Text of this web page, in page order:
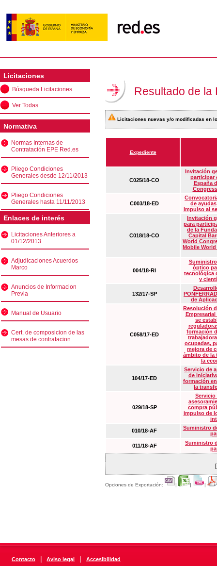
Licitaciones
Búsqueda Licitaciones
Ver Todas
Normativa
Normas Internas de
Contratación EPE Red.es
Pliego Condiciones
Generales desde 12/11/2013
Pliego Condiciones
Generales hasta 11/11/2013
Enlaces de interés
Licitaciones Anteriores a
01/12/2013
Adjudicaciones Acuerdos
Marco
Anuncios de Informacion
Previa
Manual de Usuario
Cert. de composicion de las
mesas de contratacion
Resultado de la
Licitaciones nuevas y/o modificadas en
Expediente
C025/18-CO
Invitación
participar
España
C003/18-ED
de
impulso al
C018/18-CO
Invitación
para
de la
Capital
World
Mobile
004/18-RI
óptico
tecnológica
y
132/17-SP
de
C058/17-ED
Resolución
Empresarial
se
formación
ocupadas,
mejora de
ámbito de la
la
104/17-ED
Servicio de
de
formación
la
029/18-SP
Servicio
compra
impulso de
010/18-AF
Suministro
011/18-AF
Suministro
Opciones de Exportación: | | |
Contacto | Aviso legal | Accesibilidad